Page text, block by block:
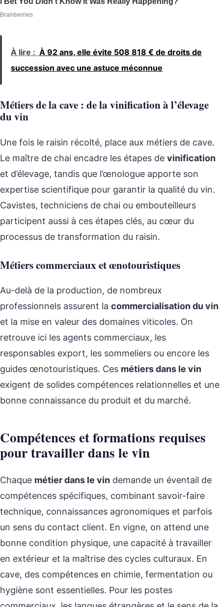
À lire : À 92 ans, elle évite 508 818 € de droits de
succession avec une astuce méconnue
Métiers de la cave : de la vinification à l’élevage
du vin
Une fois le raisin récolté, place aux métiers de cave.
Le maître de chai encadre les étapes de vinification
et d’élevage, tandis que l’œnologue apporte son
expertise scientifique pour garantir la qualité du vin.
Cavistes, techniciens de chai ou embouteilleurs
participent aussi à ces étapes clés, au cœur du
processus de transformation du raisin.
Métiers commerciaux et œnotouristiques
Au-delà de la production, de nombreux
professionnels assurent la commercialisation du vin
et la mise en valeur des domaines viticoles. On
retrouve ici les agents commerciaux, les
responsables export, les sommeliers ou encore les
guides œnotouristiques. Ces métiers dans le vin
exigent de solides compétences relationnelles et une
bonne connaissance du produit et du marché.
Compétences et formations requises
pour travailler dans le vin
Chaque métier dans le vin demande un éventail de
compétences spécifiques, combinant savoir-faire
technique, connaissances agronomiques et parfois
un sens du contact client. En vigne, on attend une
bonne condition physique, une capacité à travailler
en extérieur et la maîtrise des cycles culturaux. En
cave, des compétences en chimie, fermentation ou
hygiène sont essentielles. Pour les postes